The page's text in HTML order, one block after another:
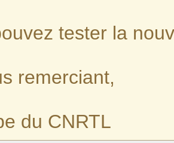
tester la
remerciant,
du CNRTL